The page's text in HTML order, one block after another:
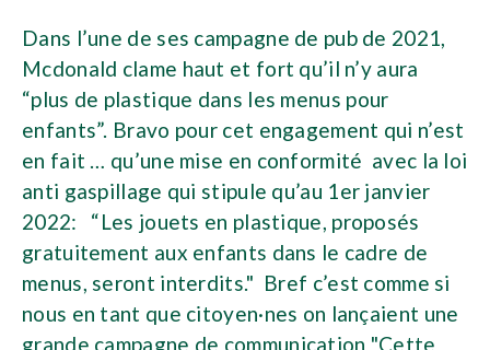
Dans l’une de ses campagne de pub de 2021,
Mcdonald clame haut et fort qu’il n’y aura
“plus de plastique dans les menus pour
enfants”. Bravo pour cet engagement qui n’est
en fait … qu’une mise en conformité avec la loi
anti gaspillage qui stipule qu’au 1er janvier
2022: “Les jouets en plastique, proposés
gratuitement aux enfants dans le cadre de
menus, seront interdits." Bref c’est comme si
nous en tant que citoyen·nes on lançaient une
grande campagne de communication "Cette